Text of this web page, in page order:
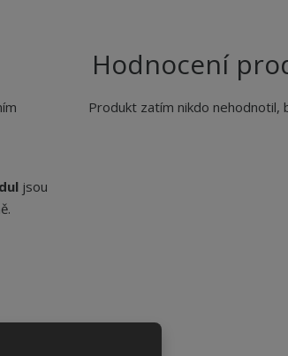
jsou
Hodnocení
Produkt zatím nikdo nehodnotil,